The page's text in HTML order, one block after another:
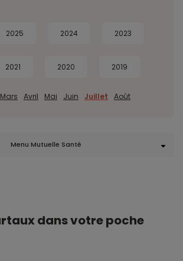
2025 2024 2023
2021 2020 2019
Mars Avril Mai Juin Juillet Août
Menu Mutuelle Santé
dans votre poche